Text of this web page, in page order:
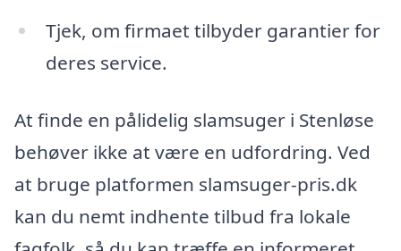
Tjek, om firmaet tilbyder garantier for
deres service.
At finde en pålidelig slamsuger i Stenløse
behøver ikke at være en udfordring. Ved
at bruge platformen slamsuger-pris.dk
kan du nemt indhente tilbud fra lokale